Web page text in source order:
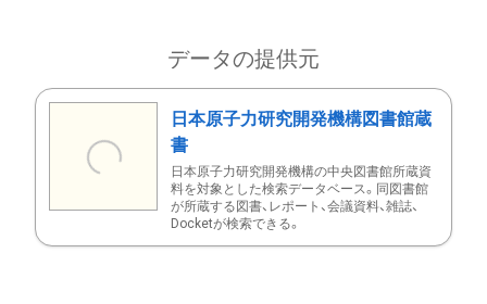
データの提供元
日本原子力研究開発機構図書館蔵
書
日本原子力研究開発機構の中央図書館所蔵資
料を対象とした検索データベース。同図書館
が所蔵する図書、レポート、会議資料、雑誌、
Docketが検索できる。